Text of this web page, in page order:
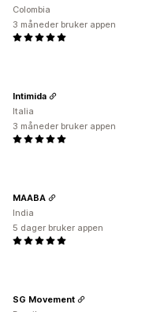
Colombia
3 måneder bruker appen
Intimida
Italia
3 måneder bruker appen
MAABA
India
5 dager bruker appen
SG Movement